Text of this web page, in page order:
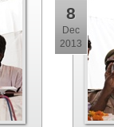
8
Dec
2013